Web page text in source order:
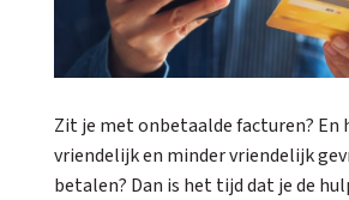
Zit je met onbetaalde facturen? En
vriendelijk en minder vriendelijk
betalen? Dan is het tijd dat je de